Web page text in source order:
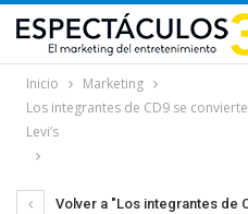
Inicio
Marketing
Los integrantes de CD9 se
Levi’s
Volver a "Los integrantes de